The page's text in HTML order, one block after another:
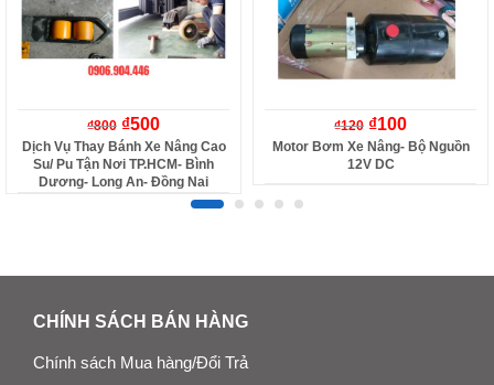
₫800 ₫500
Dịch Vụ Thay Bánh Xe Nâng Cao
Su/ Pu Tận Nơi TP.HCM- Bình
Dương- Long An- Đồng Nai
₫120 ₫100
Motor Bơm Xe Nâng- Bộ Nguồn
12V DC
CHÍNH SÁCH BÁN HÀNG
Chính sách Mua hàng/Đổi Trả